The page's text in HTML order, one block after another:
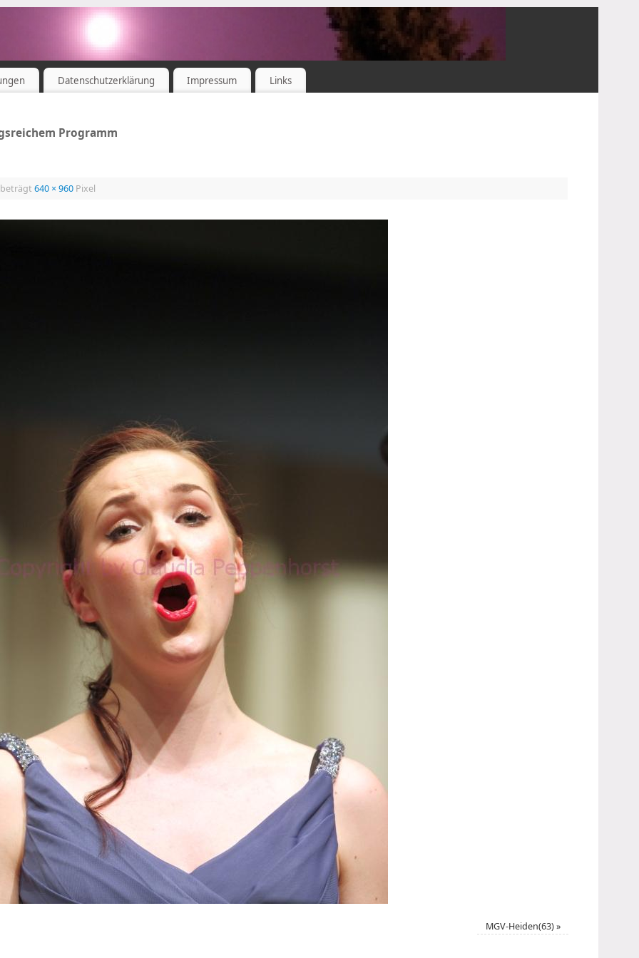
Datenschutzerklärung Impressum Links
Programm
640 × 960 Pixel
MGV-Heiden(63)»